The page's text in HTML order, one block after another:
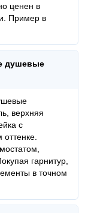
ценен в
Пример в
душевые
верхняя
с
гарнитур,
в точном